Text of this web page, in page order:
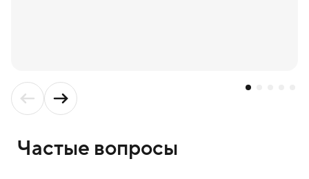
Частые вопросы